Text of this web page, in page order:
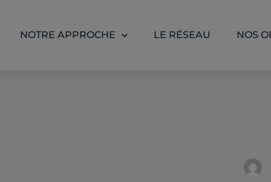
NOTRE APPROCHE LE RÉSEAU NOS